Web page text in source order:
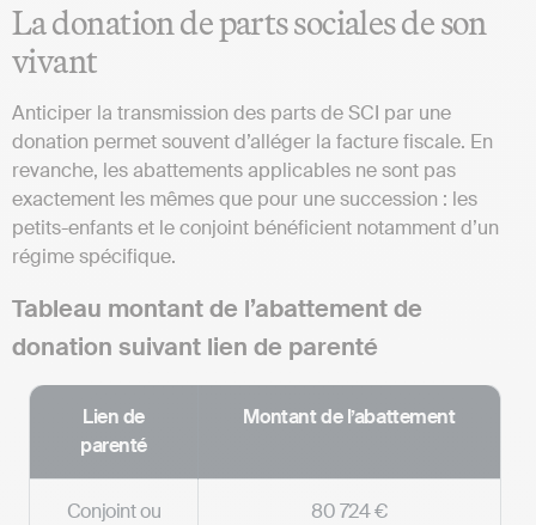
La donation de parts sociales de son
vivant
Anticiper la transmission des parts de SCI par une
donation permet souvent d’alléger la facture fiscale. En
revanche, les abattements applicables ne sont pas
exactement les mêmes que pour une succession : les
petits-enfants et le conjoint bénéficient notamment d’un
régime spécifique.
Tableau montant de l’abattement de
donation suivant lien de parenté
Lien de
parenté
Montant de l’abattement
Conjoint ou
80 724 €